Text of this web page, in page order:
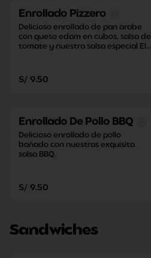
Enrollado Pizzero
Delicioso enrollado de pan arabe
con queso edam en cubos, salsa de
tomate y nuestra salsa especial El
S/ 9.50
Enrollado De Pollo BBQ
Delicioso enrollado de pollo
bañado con nuestras exquisita
salsa BBQ.
S/ 9.50
Sandwiches